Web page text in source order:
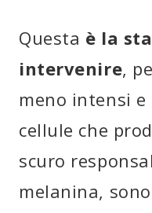
Questa è la
intervenire,
meno intensi
cellule che
scuro
melanina,